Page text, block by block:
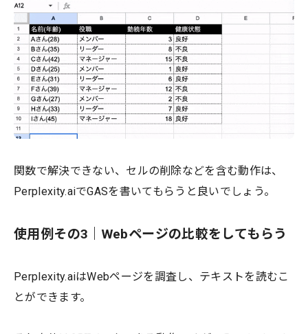
関数で解決できない、セルの削除などを含む動作は、
Perplexity.aiでGASを書いてもらうと良いでしょう。
使用例その3｜Webページの比較をしてもらう
Perplexity.aiはWebページを調査し、テキストを読むこ
とができます。